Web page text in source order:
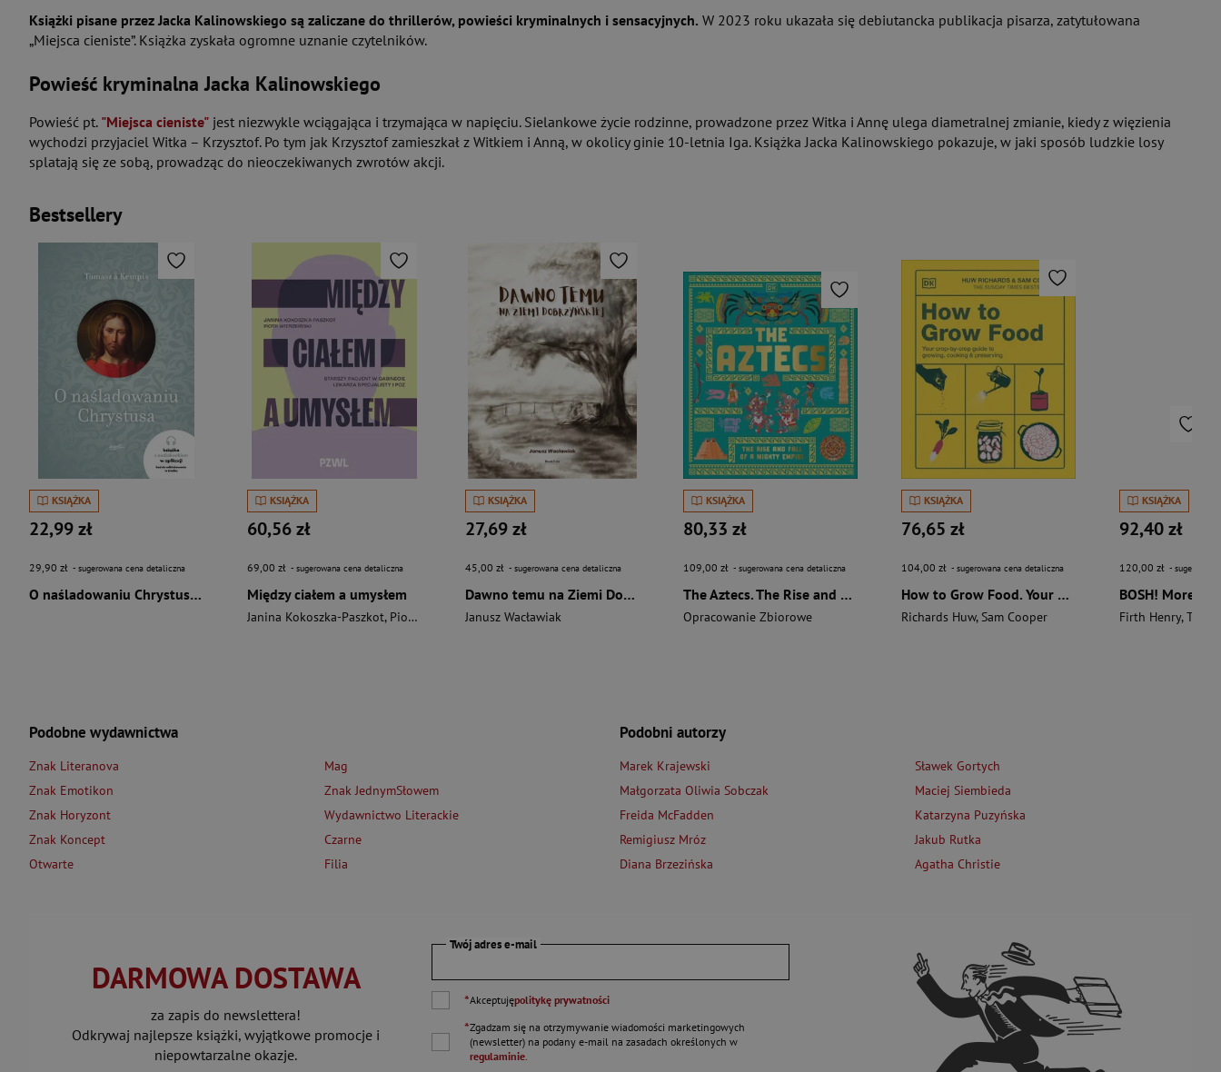
Książki pisane przez Jacka Kalinowskiego są zaliczane do thrillerów, powieści kryminalnych i sensacyjnych. W 2023 roku ukazała się debiutancka publikacja pisarza, zatytułowana
„Miejsca cieniste”. Książka zyskała ogromne uznanie czytelników.
Powieść kryminalna Jacka Kalinowskiego
Powieść pt. "Miejsca cieniste" jest niezwykle wciągająca i trzymająca w napięciu. Sielankowe życie rodzinne, prowadzone przez Witka i Annę ulega diametralnej zmianie, kiedy z więzienia
wychodzi przyjaciel Witka – Krzysztof. Po tym jak Krzysztof zamieszkał z Witkiem i Anną, w okolicy ginie 10-letnia Iga. Książka Jacka Kalinowskiego pokazuje, w jaki sposób ludzkie losy
splatają się ze sobą, prowadząc do nieoczekiwanych zwrotów akcji.
Bestsellery
KSIĄŻKA
22,99 zł
29,90 zł - sugerowana cena detaliczna
O naśladowaniu Chrystusa wyd. 2026
KSIĄŻKA
60,56 zł
69,00 zł - sugerowana cena detaliczna
Między ciałem a umysłem
Janina Kokoszka-Paszkot, Piotr Wierzbiński
KSIĄŻKA
27,69 zł
45,00 zł - sugerowana cena detaliczna
Dawno temu na Ziemi Dobrzyńskiej
Janusz Wacławiak
KSIĄŻKA
80,33 zł
109,00 zł - sugerowana cena detaliczna
The Aztecs. The Rise and Fall of a Mighty Empire
Opracowanie Zbiorowe
KSIĄŻKA
76,65 zł
104,00 zł - sugerowana cena detaliczna
How to Grow Food. Your Crop-by-Crop Guide to Growing, Cooking, & Preserving
Richards Huw, Sam Cooper
KSIĄŻKA
92,40 zł
120,00 zł -
Firth Henry,
Podobne wydawnictwa
Znak Literanova
Znak Emotikon
Znak Horyzont
Znak Koncept
Otwarte
Mag
Znak JednymSłowem
Wydawnictwo Literackie
Czarne
Filia
Podobni autorzy
Marek Krajewski
Małgorzata Oliwia Sobczak
Freida McFadden
Remigiusz Mróz
Diana Brzezińska
Sławek Gortych
Maciej Siembieda
Katarzyna Puzyńska
Jakub Rutka
Agatha Christie
DARMOWA DOSTAWA
za zapis do newslettera!
Odkrywaj najlepsze książki, wyjątkowe promocje i
niepowtarzalne okazje.
Twój adres e-mail
*Akceptujępolitykę prywatności
*Zgadzam się na otrzymywanie wiadomości marketingowych
(newsletter) na podanye-mail na zasadach określonych w
regulaminie.